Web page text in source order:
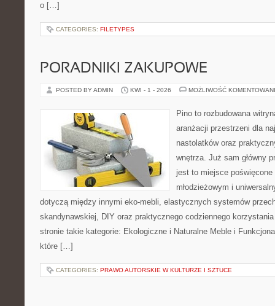
o […]
CATEGORIES: FILETYPES
PORADNIKI ZAKUPOWE
POSTED BY ADMIN KWI - 1 - 2026 MOŻLIWOŚĆ
Pino to rozbudowana
aranżacji przestrzeni dla
nastolatków oraz
wnętrza. Już sam główny
jest to miejsce
młodzieżowym i
dotyczą między innymi eko-mebli, elastycznych systemów
skandynawskiej, DIY oraz praktycznego codziennego
stronie takie kategorie: Ekologiczne i Naturalne Meble i
które […]
CATEGORIES: PRAWO AUTORSKIE W KULTURZE I SZTUCE